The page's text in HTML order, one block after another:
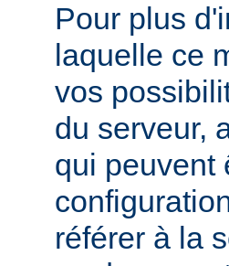
Pour plus
laquelle ce
vos
du serveur,
qui peuvent
référer à la